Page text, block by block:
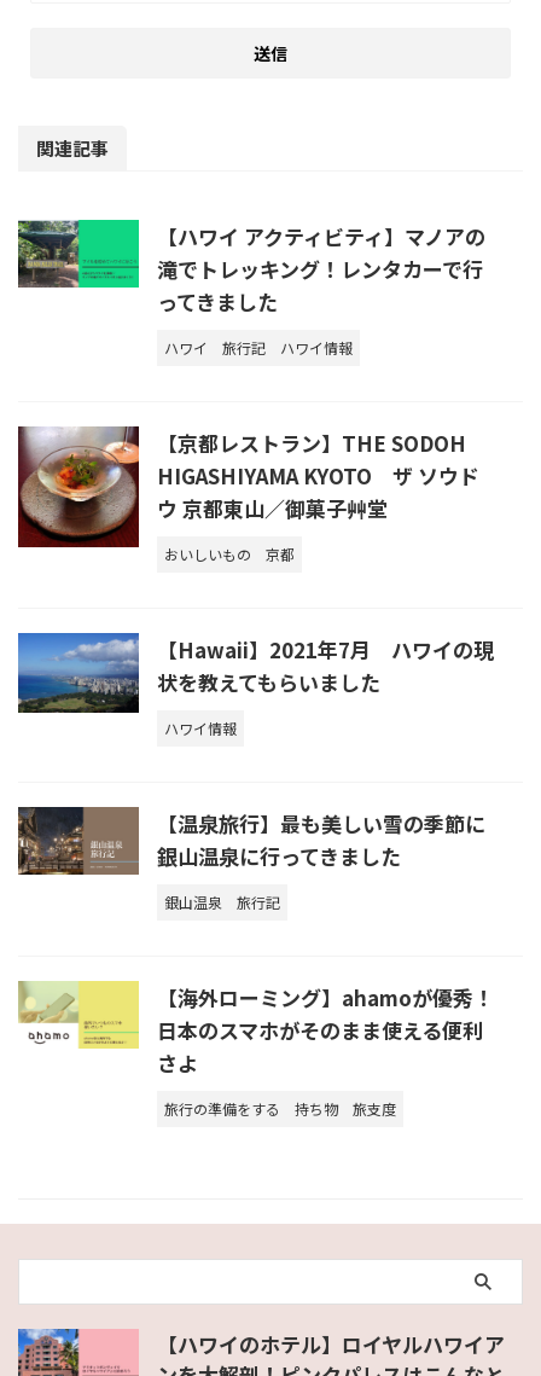
関連記事
【ハワイ アクティビティ】マノアの
滝でトレッキング！レンタカーで行
ってきました
ハワイ 旅行記 ハワイ情報
【京都レストラン】THE SODOH
HIGASHIYAMA KYOTO ザ ソウド
ウ 京都東山／御菓子艸堂
おいしいもの 京都
【Hawaii】2021年7月 ハワイの現
状を教えてもらいました
ハワイ情報
【温泉旅行】最も美しい雪の季節に
銀山温泉に行ってきました
銀山温泉 旅行記
【海外ローミング】ahamoが優秀！
日本のスマホがそのまま使える便利
さよ
旅行の準備をする 持ち物 旅支度
【ハワイのホテル】ロイヤルハワイア